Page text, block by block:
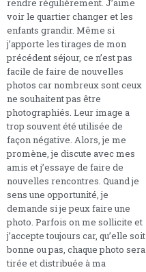
rendre régulièrement. J’aime
voir le quartier changer et les
enfants grandir. Même si
j’apporte les tirages de mon
précédent séjour, ce n’est pas
facile de faire de nouvelles
photos car nombreux sont ceux
ne souhaitent pas être
photographiés. Leur image a
trop souvent été utilisée de
façon négative. Alors, je me
promène, je discute avec mes
amis et j’essaye de faire de
nouvelles rencontres. Quand je
sens une opportunité, je
demande si je peux faire une
photo. Parfois on me sollicite et
j’accepte toujours car, qu’elle soit
bonne ou pas, chaque photo sera
tirée et distribuée à ma